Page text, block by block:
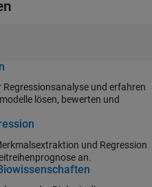
Regressionsanalyse und erfahren
lösen, bewerten und
und Regression
an.